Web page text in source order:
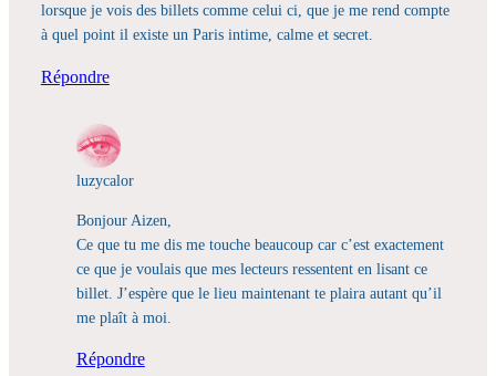
lorsque je vois des billets comme celui ci, que je me rend compte
à quel point il existe un Paris intime, calme et secret.
Répondre
luzycalor
Bonjour Aizen,
Ce que tu me dis me touche beaucoup car c’est exactement
ce que je voulais que mes lecteurs ressentent en lisant ce
billet. J’espère que le lieu maintenant te plaira autant qu’il
me plaît à moi.
Répondre